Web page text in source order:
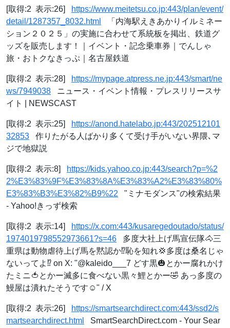
[取得:2 表示:26]
https://www.meitetsu.co.jp:443/plan/event/
detail/1287357_8032.html
「内海駅えきあかりイルミネー
ション２０２５」の実施に合わせて系統板を掲出、鉄道グ
ッズを販売します！｜イベント・記念乗車券｜でんしゃ
旅・おトクなきっぷ｜名古屋鉄道
[取得:2 表示:28]
https://mypage.atpress.ne.jp:443/smart/ne
ws/7949038 ニュース・イベント情報・プレスリリースサ
イト | NEWSCAST
[取得:2 表示:25]
https://anond.hatelabo.jp:443/202512101
32853 作りたがる人ばかり多くて受け手がいない界隈､マ
ジで地獄説
[取得:2 表示:8]
https://kids.yahoo.co.jp:443/search?p=%2
2%E3%83%9F%E3%83%8A%E3%83%A2%E3%83%80%
E3%83%B3%E3%82%B9%22 "ミナモダンス"の検索結果
- Yahoo!きっず検索
[取得:2 表示:14]
https://x.com:443/kusaregedoutado/status/
1974019798552973661?s=46 多度大社上げ馬宣伝隊🐴三
重県は動物虐待上げ馬を黙認か⁉️恥を知れ💢多度は桑名じゃ
ないってよ⁉️ on X: "@kaleido___7 どす黒🎃とかー腐れかけ
たミニ🍅とかー滅多に食べない黒々鯉とかー🤣 あっ多度の
鰻屋は潰れたそうです☺️" / X
[取得:2 表示:26]
https://smartsearchdirect.com:443/ssd2/s
martsearchdirect.html
SmartSearchDirect.com - Your Sear